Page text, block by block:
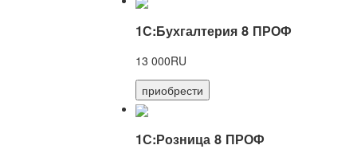
1С:Бухгалтерия 8 ПРОФ
13 000RU
приобрести
1С:Розница 8 ПРОФ